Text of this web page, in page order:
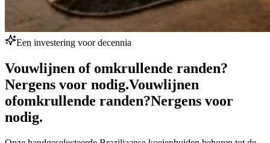
Een investering voor decennia
Vouwlijnen of omkrullende randen?
Nergens voor nodig.Vouwlijnen
ofomkrullende randen?Nergens voor
nodig.